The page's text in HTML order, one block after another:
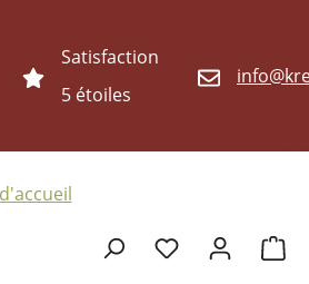
Satisfaction
5 étoiles
Le